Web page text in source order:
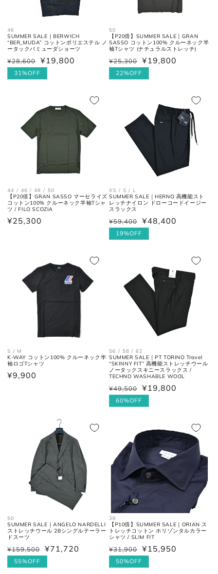
46
SUMMER SALE｜BERWICH
“BER_MUDA” コットンポリエステル ノ
ータックバミューダショーツ
通
常
¥28,600
セ
ー
¥19,800
31%OFF
50
【P20倍】SUMMER SALE｜GRAN
SASSO コットン100% クルーネック半
袖Tシャツ (ナチュラルストレッチ)
通
常
¥25,300
セ
ー
¥19,800
22%OFF
44 / 46 / 48 / 50
【P20倍】GRAN SASSO マーセライズ
コットン100% クルーネック半袖Tシャ
ツ / FILO SCOZIA
通
¥25,300
XS / S / L
SUMMER SALE｜HERNO 高機能スト
レッチナイロン ドローコードイージー
スラックス
通
常
¥59,400
セ
ー
¥48,400
19%OFF
S / M
K-WAY コットン100% クルーネック半
袖ロゴTシャツ
通
¥9,900
56 / 58 / 62
SUMMER SALE｜PT TORINO Travel
“SKINNY FIT” 高機能ストレッチウール
ノータックスキニースラックス /
TECHNO WASHABLE WOOL
通
常
¥49,500
セ
ー
¥19,800
60%OFF
50
SUMMER SALE｜ANGELO NARDELLI
ストレッチウール 2Bシングルテーラー
ドスーツ
通
常
¥159,500
セ
ー
¥71,720
55%OFF
38
【P10倍】SUMMER SALE｜ORIAN ス
トレッチコットン ホリゾンタルカラー
シャツ / SLIM FIT
通
常
¥31,900
セ
ー
¥15,950
50%OFF
股下
シームに沿った裾までの長さ。
太腿幅
(ワタリ
幅)
股下の縫い目の交点から、5cm裾
方向へ下がった位置の端と端を結
大剣と小剣の先端を結んだ長さ。
大剣幅 大剣の剣先幅。
全長
アウトソールに沿って前後の先端
を結んだ長さ。
一番張り出しているアウトソール
の最大幅。
ヒール
ヒールの上端と下端を結んだ長
お直しについては
のページでご確認
ください。